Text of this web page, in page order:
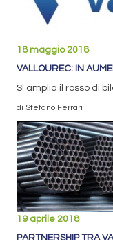
18 maggio 2018
VALLOUREC: IN
Si amplia il rosso di
di Stefano Ferrari
19 aprile 2018
PARTNERSHIP TRA